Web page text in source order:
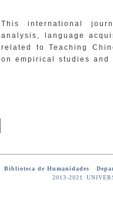
This international
analysis, language
related to Teaching
on empirical studies
Biblioteca de Humanidades
2013-2021